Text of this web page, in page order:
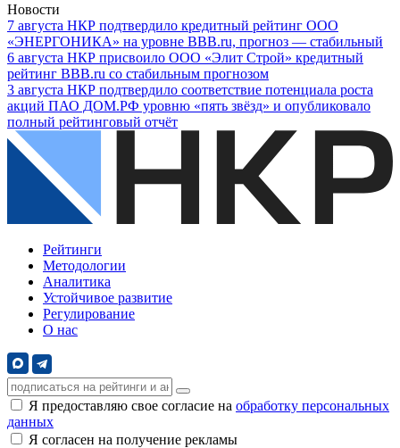
Новости
7 августа НКР подтвердило кредитный рейтинг ООО
«ЭНЕРГОНИКА» на уровне BBB.ru, прогноз — стабильный
6 августа НКР присвоило ООО «Элит Строй» кредитный
рейтинг BBB.ru со стабильным прогнозом
3 августа НКР подтвердило соответствие потенциала роста
акций ПАО ДОМ.РФ уровню «пять звёзд» и опубликовало
полный рейтинговый отчёт
Рейтинги
Методологии
Аналитика
Устойчивое развитие
Регулирование
О нас
Я предоставляю свое согласие на обработку персональных
данных
Я согласен на получение рекламы